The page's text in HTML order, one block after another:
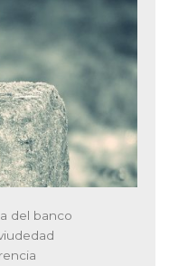
del banco